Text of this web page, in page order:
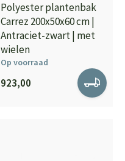
Polyester plantenbak
Carrez 200x50x60 cm |
Antraciet-zwart | met
wielen
Op voorraad
923,00